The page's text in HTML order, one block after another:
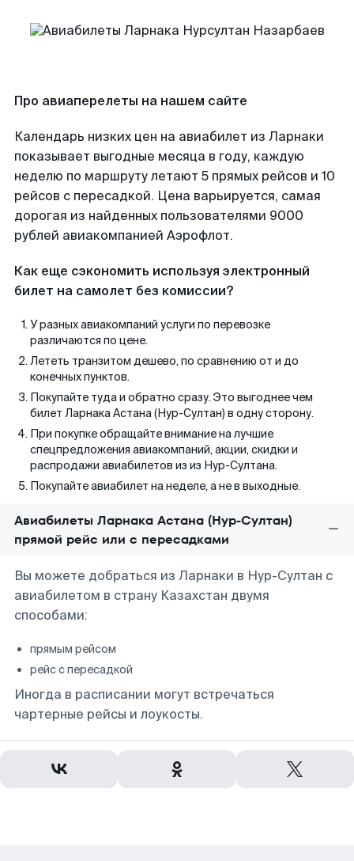
Про авиаперелеты на нашем сайте
Календарь низких цен на авиабилет из Ларнаки
показывает выгодные месяца в году, каждую
неделю по маршруту летают 5 прямых рейсов и 10
рейсов с пересадкой. Цена варьируется, самая
дорогая из найденных пользователями 9000
рублей авиакомпанией Аэрофлот.
Как еще сэкономить используя электронный
билет на самолет без комиссии?
У разных авиакомпаний услуги по перевозке
различаются по цене.
Лететь транзитом дешево, по сравнению от и до
конечных пунктов.
Покупайте туда и обратно сразу. Это выгоднее чем
билет Ларнака Астана (Нур-Султан) в одну сторону.
При покупке обращайте внимание на лучшие
спецпредложения авиакомпаний, акции, скидки и
распродажи авиабилетов из из Нур-Султана.
Покупайте авиабилет на неделе, а не в выходные.
Авиабилеты Ларнака Астана (Нур-Султан)
прямой рейс или с пересадками
Вы можете добраться из Ларнаки в Нур-Султан с
авиабилетом в страну Казахстан двумя
способами:
прямым рейсом
рейс с пересадкой
Иногда в расписании могут встречаться
чартерные рейсы и лоукосты.